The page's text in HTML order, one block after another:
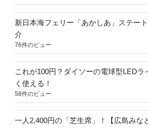
新日本海フェリー「あかしあ」ステー
介
76件のビュー
これが100円？ダイソーの電球型LEDラ
く使える！
58件のビュー
一人2,400円の「芝生席」！【広島みな